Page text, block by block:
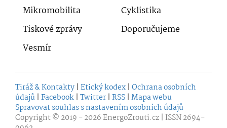
Mikromobilita
Cyklistika
Tiskové zprávy
Doporučujeme
Vesmír
Tiráž & Kontakty | Etický kodex | Ochrana osobních
údajů | Facebook | Twitter | RSS | Mapa webu
Spravovat souhlas s nastavením osobních údajů
Copyright © 2019 - 2026EnergoZrouti.cz | ISSN 2694-